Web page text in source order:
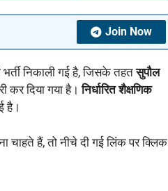
Join Now
भर्ती निकाली गई है, जिसके तहतसुपौल
कर दिया गया है।निर्धारित शैक्षणिक
है।
चाहते हैं, तो नीचे दी गई लिंक पर क्लिक